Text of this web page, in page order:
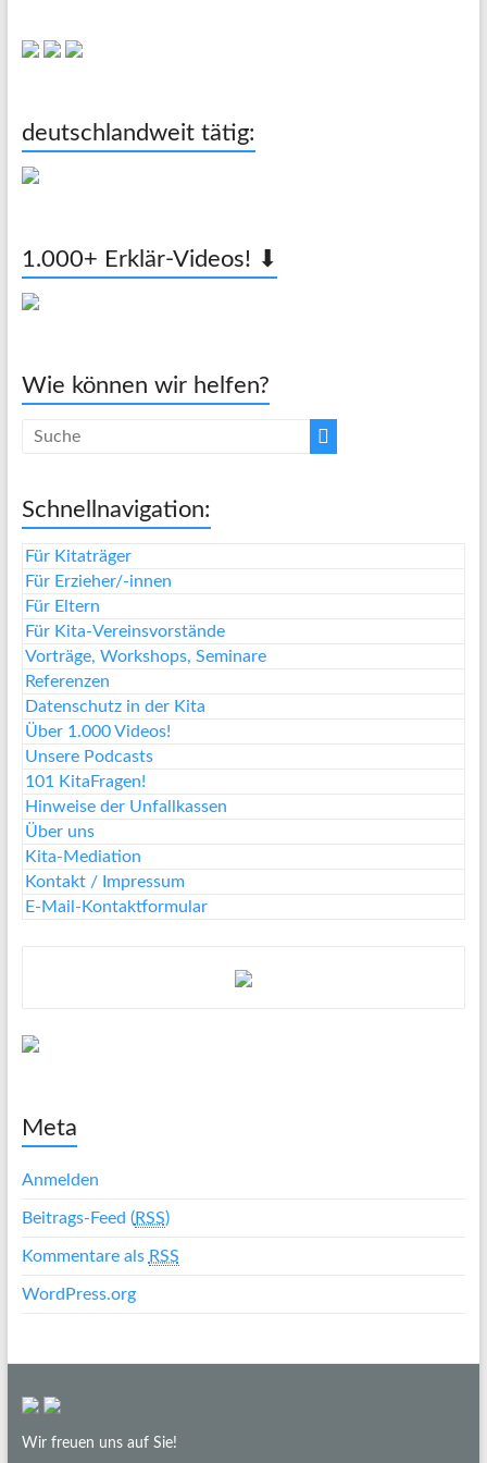
deutschlandweit tätig:
1.000+ Erklär-Videos! ⬇
Wie können wir helfen?
Schnellnavigation:
Für Kitaträger
Für Erzieher/-innen
Für Eltern
Für Kita-Vereinsvorstände
Vorträge, Workshops, Seminare
Referenzen
Datenschutz in der Kita
Über 1.000 Videos!
Unsere Podcasts
101 KitaFragen!
Hinweise der Unfallkassen
Über uns
Kita-Mediation
Kontakt / Impressum
E-Mail-Kontaktformular
Meta
Anmelden
Beitrags-Feed (RSS)
Kommentare als RSS
WordPress.org
Wir freuen uns auf Sie!